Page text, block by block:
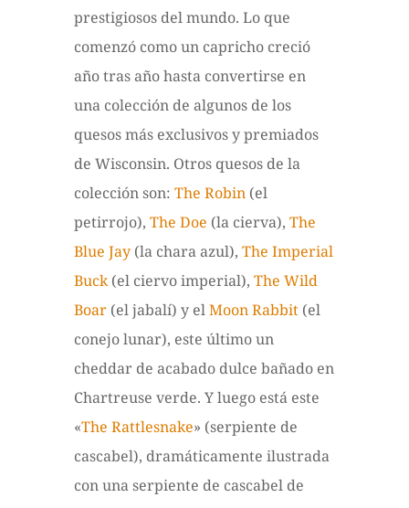
prestigiosos del mundo. Lo que
comenzó como un capricho creció
año tras año hasta convertirse en
una colección de algunos de los
quesos más exclusivos y premiados
de Wisconsin. Otros quesos de la
colección son: The Robin(el
petirrojo), The Doe (la cierva), The
Blue Jay(la chara azul), The Imperial
Buck(el ciervo imperial), The Wild
Boar(el jabalí) y elMoon Rabbit(el
conejo lunar), este último un
cheddar de acabado dulce bañado en
Chartreuse verde. Y luego está este
«The Rattlesnake» (serpiente de
cascabel), dramáticamente ilustrada
con una serpiente de cascabel de